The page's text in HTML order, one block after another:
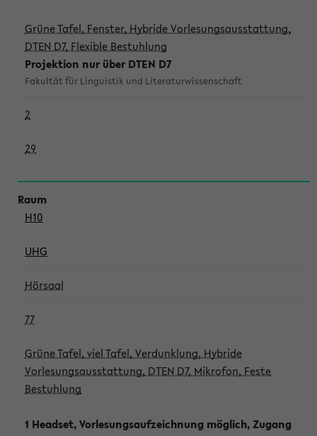
Grüne Tafel, Fenster, Hybride Vorlesungsausstattung,
DTEN D7, Flexible Bestuhlung
Projektion nur über DTEN D7
Fakultät für Linguistik und Literaturwissenschaft
2
29
H10
UHG
Hörsaal
77
Grüne Tafel, viel Tafel, Verdunklung, Hybride
Vorlesungsausstattung, DTEN D7, Mikrofon, Feste
Bestuhlung
1 Headset, Vorlesungsaufzeichnung möglich, Zugang